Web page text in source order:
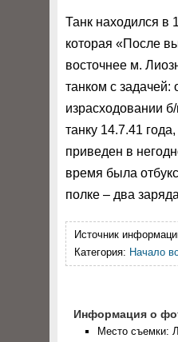
Танк находился в
которая «После
восточнее м.
танком с задачей:
израсходовании
танку 14.7.41
приведен в
время была
полке – два
Источник
Категория: Начало
Информация о
Место съемки: